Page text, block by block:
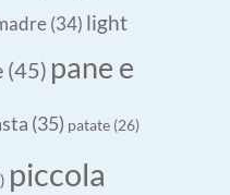
(34) light
(45) pane e
(35) patate (26)
piccola